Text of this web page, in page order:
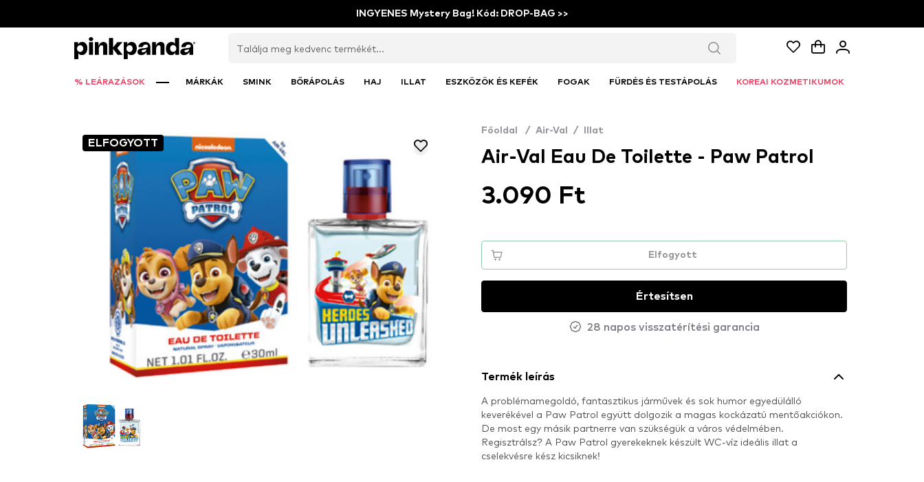
INGYENES Mystery Bag! Kód: DROP-BAG >>
% LEÁRAZÁSOK MÁRKÁK SMINK BŐRÁPOLÁS HAJ ILLAT ESZKÖZÖK ÉS KEFÉK FOGAK FÜRDÉS ÉS TESTÁPOLÁS KOREAI KOZMETIKUMOK
ELFOGYOTT
Főoldal / Air-Val / Illat
Air-Val Eau De Toilette - Paw Patrol
3.090 Ft
Elfogyott
Értesítsen
28 napos visszatérítési garancia
Termék leírás
A problémamegoldó, fantasztikus járművek és sok humor egyedülálló
keverékével a Paw Patrol együtt dolgozik a magas kockázatú mentőakciókon.
De most egy másik partnerre van szükségük a város védelmében.
Regisztrálsz? A Paw Patrol gyerekeknek készült WC-víz ideális illat a
cselekvésre kész kicsiknek!